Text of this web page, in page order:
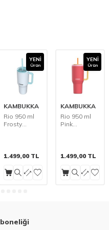
YENI
Ürün
KAMBUKKA
Rio 950 ml
Frosty
pipetli
Suluk)
1.499,00TL
YENI
Ürün
KAMBUKKA
Rio 950 ml
Pink
pipetli
Suluk)
1.499,00 TL